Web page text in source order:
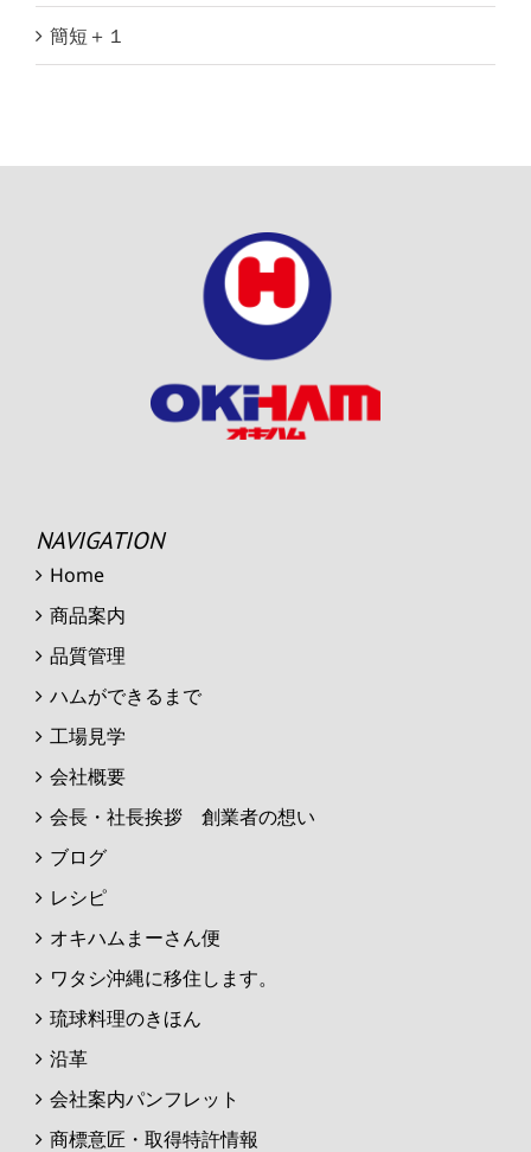
簡短＋１
NAVIGATION
Home
商品案内
品質管理
ハムができるまで
工場見学
会社概要
会長・社長挨拶 創業者の想い
ブログ
レシピ
オキハムまーさん便
ワタシ沖縄に移住します。
琉球料理のきほん
沿革
会社案内パンフレット
商標意匠・取得特許情報